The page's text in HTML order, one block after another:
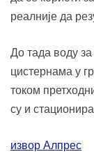
реалније да
До тада воду
цистернама у
током
су и
извор Алпрес